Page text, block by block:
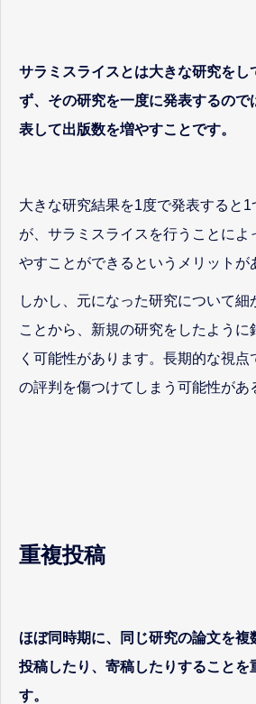
サラミスライスとは大きな研究をし
ず、その研究を一度に発表するので
表して出版数を増やすことです。
大きな研究結果を1度で発表すると
が、サラミスライスを行うことによ
やすことができるというメリットが
しかし、元になった研究について細
ことから、新規の研究をしたように
く可能性があります。長期的な視点
の評判を傷つけてしまう可能性があ
重複投稿
ほぼ同時期に、同じ研究の論文を複
投稿したり、寄稿したりすることを
す。